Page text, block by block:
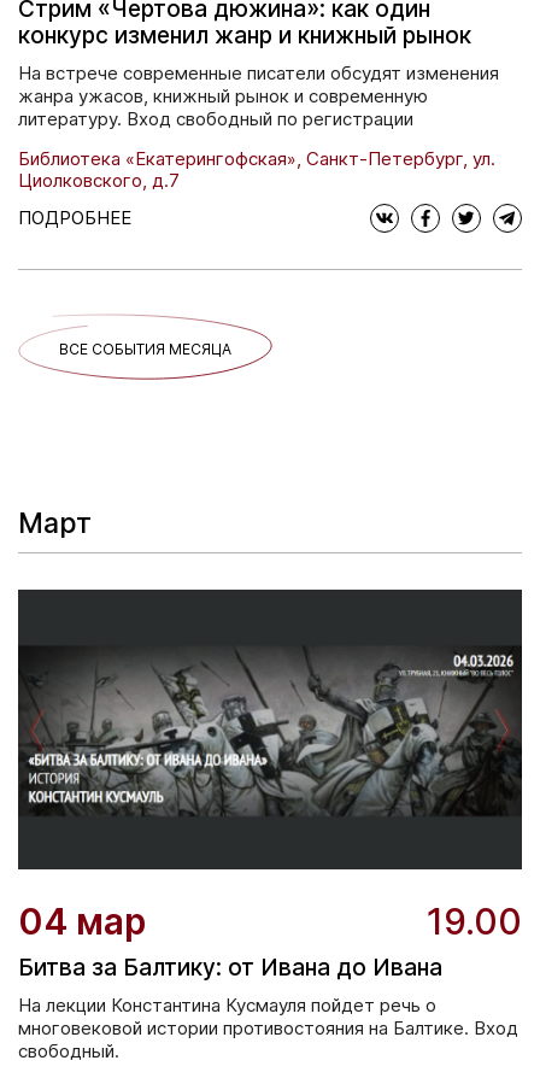
Стрим «Чертова дюжина»: как один
конкурс изменил жанр и книжный рынок
На встрече современные писатели обсудят изменения
жанра ужасов, книжный рынок и современную
литературу. Вход свободный по регистрации
Библиотека «Екатерингофская», Санкт-Петербург, ул.
Циолковского, д.7
ПОДРОБНЕЕ
ВСЕ СОБЫТИЯ МЕСЯЦА
Март
04 мар 19.00
Битва за Балтику: от Ивана до Ивана
На лекции Константина Кусмауля пойдет речь о
многовековой истории противостояния на Балтике. Вход
свободный.